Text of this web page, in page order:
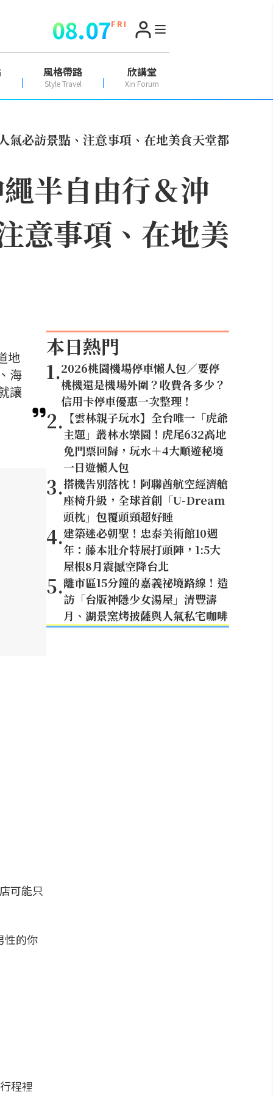
08.07F R I
風格帶路
Style Travel
欣講堂
Xin Forum
氣必訪景點、注意事項、在地美食天堂都
半自由行＆沖
意事項、在地美
地
海
讓
可能只
性的你
程裡
本日熱門
1.2026桃園機場停車懶人包／要停
桃機還是機場外圍？收費各多少？
信用卡停車優惠一次整理！
2. 【雲林親子玩水】全台唯一「虎爺
主題」叢林水樂園！虎尾632高地
免門票回歸，玩水＋4大順遊秘境
一日遊懶人包
3.搭機告別落枕！阿聯酋航空經濟艙
座椅升級，全球首創「U-Dream
頭枕」包覆頭頸超好睡
4.建築迷必朝聖！忠泰美術館10週
年：藤本壯介特展打頭陣，1:5大
屋根8月震撼空降台北
5.離市區15分鐘的嘉義祕境路線！造
訪「台版神隱少女湯屋」清豐濤
月、湖景窯烤披薩與人氣私宅咖啡